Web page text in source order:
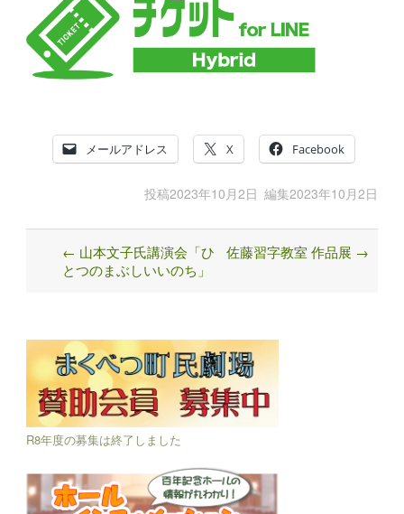
メールアドレス X Facebook
投稿2023年10月2日 編集2023年10月2日
Post
navigation
← 山本文子氏講演会「ひ
とつのまぶしいいのち」
佐藤習字教室 作品展 →
R8年度の募集は終了しました